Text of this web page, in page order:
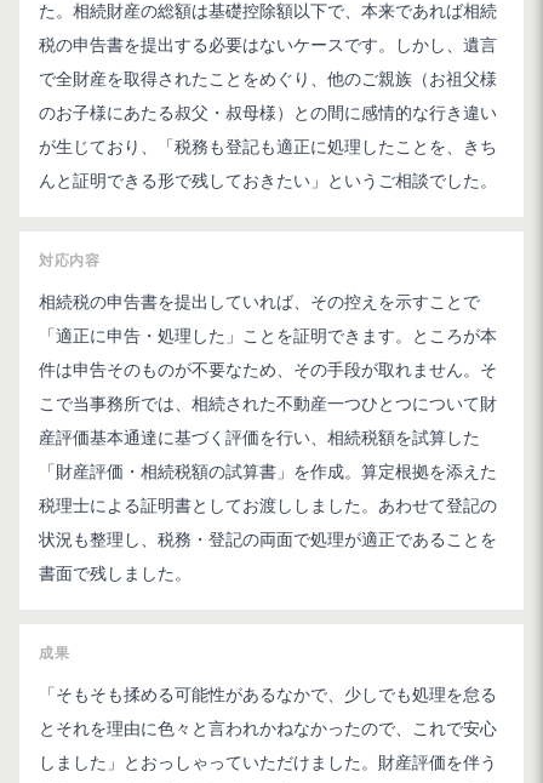
た。相続財産の総額は基礎控除額以下で、本来であれば相続
税の申告書を提出する必要はないケースです。しかし、遺言
で全財産を取得されたことをめぐり、他のご親族（お祖父様
のお子様にあたる叔父・叔母様）との間に感情的な行き違い
が生じており、「税務も登記も適正に処理したことを、きち
んと証明できる形で残しておきたい」というご相談でした。
対応内容
相続税の申告書を提出していれば、その控えを示すことで
「適正に申告・処理した」ことを証明できます。ところが本
件は申告そのものが不要なため、その手段が取れません。そ
こで当事務所では、相続された不動産一つひとつについて財
産評価基本通達に基づく評価を行い、相続税額を試算した
「財産評価・相続税額の試算書」を作成。算定根拠を添えた
税理士による証明書としてお渡ししました。あわせて登記の
状況も整理し、税務・登記の両面で処理が適正であることを
書面で残しました。
成果
「そもそも揉める可能性があるなかで、少しでも処理を怠る
とそれを理由に色々と言われかねなかったので、これで安心
しました」とおっしゃっていただけました。財産評価を伴う